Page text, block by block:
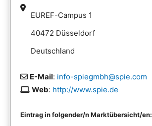
Eintrag in folgender/n Marktübersicht/en:
EUREF-Campus 1
40472 Düsseldorf
Deutschland
E-Mail: info-spiegmbh@spie.com
Web: http://www.spie.de